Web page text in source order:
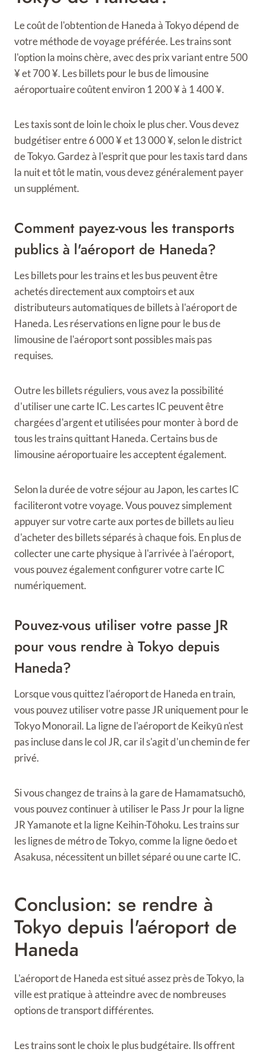
Le coût de l'obtention de Haneda à Tokyo dépend de
votre méthode de voyage préférée. Les trains sont
l'option la moins chère, avec des prix variant entre 500
¥ et 700 ¥. Les billets pour le bus de limousine
aéroportuaire coûtent environ 1 200 ¥ à 1 400 ¥.
Les taxis sont de loin le choix le plus cher. Vous devez
budgétiser entre 6 000 ¥ et 13 000 ¥, selon le district
de Tokyo. Gardez à l'esprit que pour les taxis tard dans
la nuit et tôt le matin, vous devez généralement payer
un supplément.
Comment payez-vous les transports
publics à l'aéroport de Haneda?
Les billets pour les trains et les bus peuvent être
achetés directement aux comptoirs et aux
distributeurs automatiques de billets à l'aéroport de
Haneda. Les réservations en ligne pour le bus de
limousine de l'aéroport sont possibles mais pas
requises.
Outre les billets réguliers, vous avez la possibilité
d'utiliser une carte IC. Les cartes IC peuvent être
chargées d'argent et utilisées pour monter à bord de
tous les trains quittant Haneda. Certains bus de
limousine aéroportuaire les acceptent également.
Selon la durée de votre séjour au Japon, les cartes IC
faciliteront votre voyage. Vous pouvez simplement
appuyer sur votre carte aux portes de billets au lieu
d'acheter des billets séparés à chaque fois. En plus de
collecter une carte physique à l'arrivée à l'aéroport,
vous pouvez également configurer votre carte IC
numériquement.
Pouvez-vous utiliser votre passe JR
pour vous rendre à Tokyo depuis
Haneda?
Lorsque vous quittez l'aéroport de Haneda en train,
vous pouvez utiliser votre passe JR uniquement pour le
Tokyo Monorail. La ligne de l'aéroport de Keikyū n'est
pas incluse dans le col JR, car il s'agit d'un chemin de fer
privé.
Si vous changez de trains à la gare de Hamamatsuchō,
vous pouvez continuer à utiliser le Pass Jr pour la ligne
JR Yamanote et la ligne Keihin-Tōhoku. Les trains sur
les lignes de métro de Tokyo, comme la ligne ōedo et
Asakusa, nécessitent un billet séparé ou une carte IC.
Conclusion: se rendre à
Tokyo depuis l'aéroport de
Haneda
L'aéroport de Haneda est situé assez près de Tokyo, la
ville est pratique à atteindre avec de nombreuses
options de transport différentes.
Les trains sont le choix le plus budgétaire. Ils offrent